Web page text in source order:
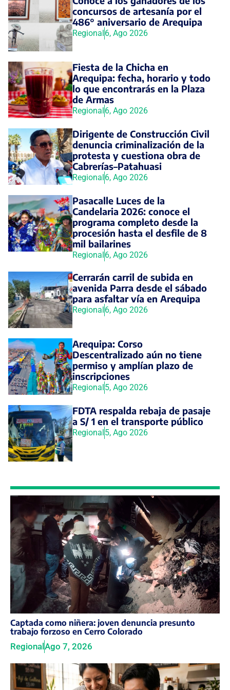
concursos de artesanía por el
486° aniversario de Arequipa
Regional 6, Ago 2026
Fiesta de la Chicha en
Arequipa: fecha, horario y todo
lo que encontrarás en la Plaza
de Armas
Regional 6, Ago 2026
Dirigente de Construcción Civil
denuncia criminalización de la
protesta y cuestiona obra de
Cabrerías–Patahuasi
Regional 6, Ago 2026
Pasacalle Luces de la
Candelaria 2026: conoce el
programa completo desde la
procesión hasta el desfile de 8
mil bailarines
Regional 6, Ago 2026
Cerrarán carril de subida en
avenida Parra desde el sábado
para asfaltar vía en Arequipa
Regional 6, Ago 2026
Arequipa: Corso
Descentralizado aún no tiene
permiso y amplían plazo de
inscripciones
Regional 5, Ago 2026
FDTA respalda rebaja de pasaje
a S/ 1 en el transporte público
Regional 5, Ago 2026
Captada como niñera: joven denuncia presunto
trabajo forzoso en Cerro Colorado
RegionalAgo 7, 2026